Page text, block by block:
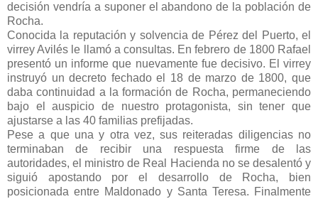
decisión vendría a suponer el abandono de la población de
Rocha.
Conocida la reputación y solvencia de Pérez del Puerto, el
virrey Avilés le llamó a consultas. En febrero de 1800 Rafael
presentó un informe que nuevamente fue decisivo. El virrey
instruyó un decreto fechado el 18 de marzo de 1800, que
daba continuidad a la formación de Rocha, permaneciendo
bajo el auspicio de nuestro protagonista, sin tener que
ajustarse a las 40 familias prefijadas.
Pese a que una y otra vez, sus reiteradas diligencias no
terminaban de recibir una respuesta firme de las
autoridades, el ministro de Real Hacienda no se desalentó y
siguió apostando por el desarrollo de Rocha, bien
posicionada entre Maldonado y Santa Teresa. Finalmente